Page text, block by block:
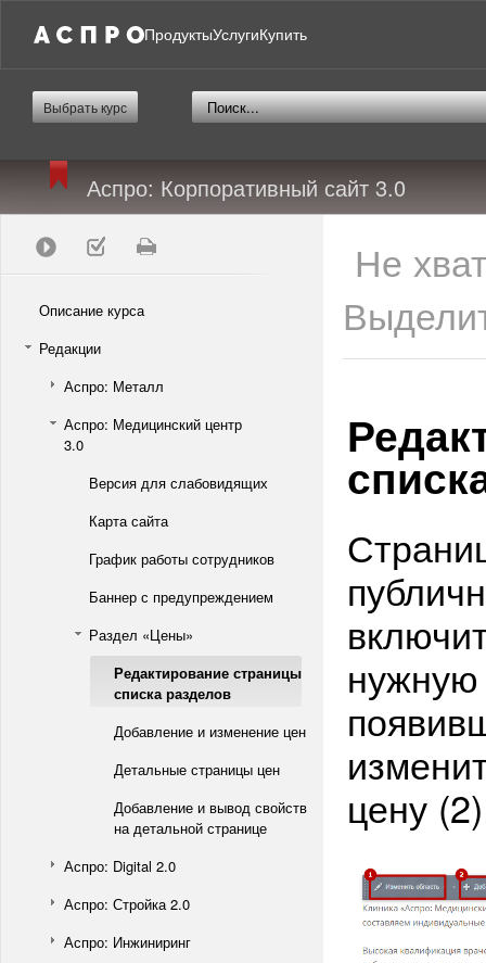
ПродуктыУслугиКупить
Выбрать курс
Аспро: Корпоративный сайт 3.0
Описание курса
Редакции
Аспро: Металл
Аспро: Медицинский центр
3.0
Версия для слабовидящих
Карта сайта
График работы сотрудников
Баннер с предупреждением
Раздел «Цены»
Редактирование страницы
списка разделов
Добавление и изменение цен
Детальные страницы цен
Добавление и вывод свойств
на детальной странице
Аспро: Digital 2.0
Аспро: Стройка 2.0
Аспро: Инжиниринг
Не
цену